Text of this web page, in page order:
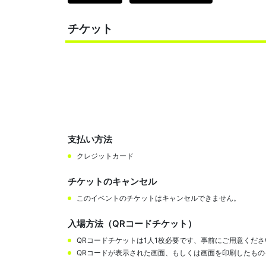
チケット
支払い方法
クレジットカード
チケットのキャンセル
このイベントのチケットはキャンセルできません。
入場方法（QRコードチケット）
QRコードチケットは1人1枚必要です、事前にご用意くだ
QRコードが表示された画面、もしくは画面を印刷したも